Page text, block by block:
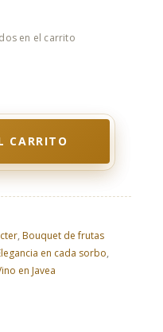
CARRITO
, Bouquet de frutas
en cada sorbo,
en Javea